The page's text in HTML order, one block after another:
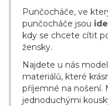
Punčocháče, ve
punčocháče jsou
kdy se chcete cítit
žensky.
Najdete u nás
materiálů, které
příjemné na nošení.
jednoduchými